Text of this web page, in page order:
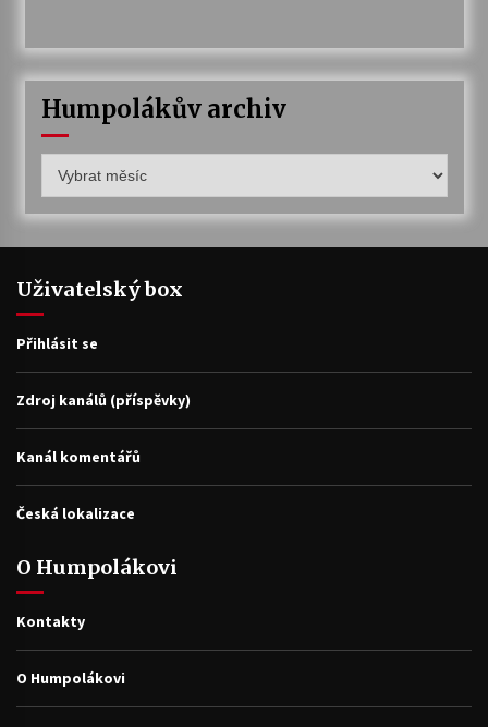
Humpolákův archiv
archiv
Uživatelský box
Přihlásit se
Zdroj kanálů (příspěvky)
Kanál komentářů
Česká lokalizace
O Humpolákovi
Kontakty
O Humpolákovi